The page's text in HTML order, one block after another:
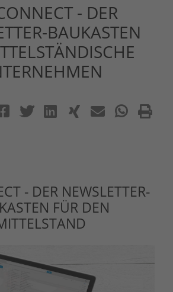
- DER
BAUKASTEN
- DER NEWSLETTER-
FÜR DEN